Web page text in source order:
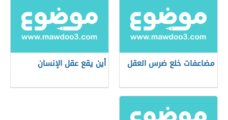
مضاعفات خلع ضرس العقل أين يقع عقل الإنسان